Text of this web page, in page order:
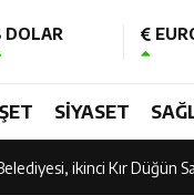
DOLAR
SİYASET
Kütüphanesi ve
Vadisi Görkemli Törenle
ikinci Kır Düğün